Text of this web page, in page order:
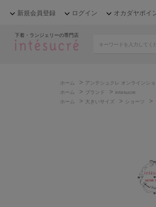
新規会員登録 ログイン オカダヤポイ
下着・ランジェリーの専門店
ホーム > アンテシュクレ オンラインショ
ホーム
> ブランド > intesucre
ホーム
> 大きいサイズ > ショーツ >